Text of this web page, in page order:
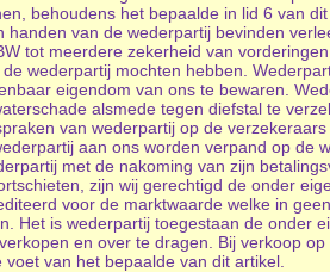
behoudens het bepaalde in lid 6 van
van de wederpartij bevinden
tot meerdere zekerheid van
wederpartij mochten hebben.
eigendom van ons te bewaren.
alsmede tegen diefstal te
van wederpartij op de
aan ons worden verpand op de
met de nakoming van zijn
zijn wij gerechtigd de onder
voor de marktwaarde welke in
Het is wederpartij toegestaan de onder
en over te dragen. Bij verkoop
van het bepaalde van dit artikel.